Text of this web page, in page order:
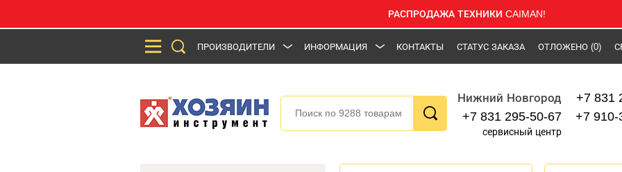
РАСПРОДАЖА ТЕХНИКИ CAIMAN!
ПРОИЗВОДИТЕЛИ ИНФОРМАЦИЯ КОНТАКТЫ СТАТУС ЗАКАЗА ОТЛОЖЕНО (0)
Нижний Новгород
+7 831 295-50-67
сервисный центр
+7 831
+7 910-